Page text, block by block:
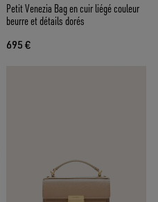
Petit Venezia Bag en cuir liégé couleur
beurre et détails dorés
695 €